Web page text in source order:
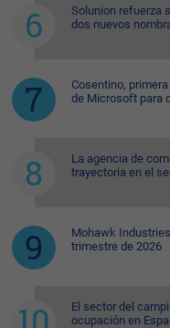
Solunion refuerza
dos nuevos
Cosentino,
de Microsoft para
La agencia de
trayectoria en el
Mohawk
trimestre de 2026
El sector del
ocupación en